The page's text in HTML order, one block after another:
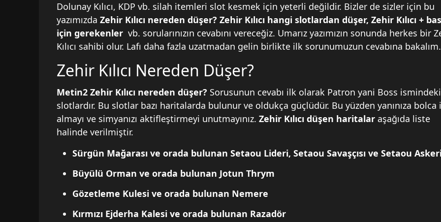
Dolunay Kılıcı, KDP vb. silah itemleri slot kesmek için yeterli değildir. Bizler de sizler için bu
yazımızdaZehir Kılıcı nereden düşer? Zehir Kılıcı hangi slotlardan düşer, Zehir Kılıcı +
için gerekenlervb. sorularınızın cevabını vereceğiz. Umarız yazımızın sonunda herkes bir
Kılıcı sahibi olur. Lafı daha fazla uzatmadan gelin birlikte ilk sorunumuzun cevabına bakalım.
Zehir Kılıcı Nereden Düşer?
Metin2 Zehir Kılıcı nereden düşer? Sorusunun cevabı ilk olarak Patron yani Boss ismindeki
slotlardır. Bu slotlar bazı haritalarda bulunur ve oldukça güçlüdür. Bu yüzden yanınıza bolca
almayı ve simyanızı aktifleştirmeyi unutmayınız.Zehir Kılıcı düşen haritalar aşağıda liste
halinde verilmiştir.
Sürgün Mağarası ve orada bulunan Setaou Lideri, Setaou Savaşçısı ve Setaou Askeri
Büyülü Orman ve orada bulunan Jotun Thrym
Gözetleme Kulesi ve orada bulunan Nemere
Kırmızı Ejderha Kalesi ve orada bulunan Razadör